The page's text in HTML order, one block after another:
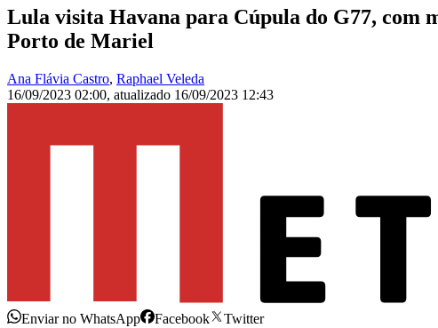
Lula visita Havana para Cúpula do G77, com
Porto de Mariel
Ana Flávia Castro, Raphael Veleda
16/09/2023 02:00, atualizado 16/09/2023 12:43
Enviar no WhatsApp Facebook
Twitter